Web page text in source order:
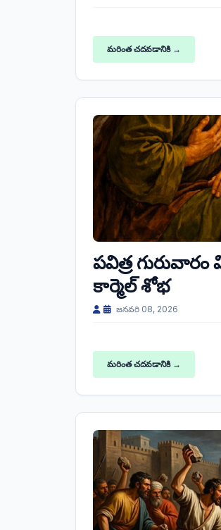
మరింత చదవడానికి →
పవిత్ర
కార్మెల్ శోభ
జనవరి 08, 2026
మరింత చదవడానికి →